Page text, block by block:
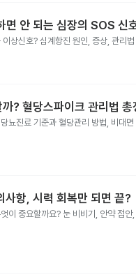
면 안 되는 심장의 SOS 신
상신호? 심계항진 원인, 증상, 관리법
? 혈당스파이크 관리법 총
뇨진료 기준과 혈당관리 방법, 비대
사항, 시력 회복만 되면 끝?
이 중요할까요? 눈 비비기, 안약 점